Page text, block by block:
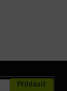
Přihlásit